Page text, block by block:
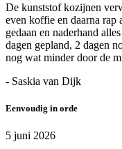
De kunststof kozijnen
even koffie en daarna rap
gedaan en naderhand
dagen gepland, 2 dagen
nog wat minder door de
- Saskia van Dijk
Eenvoudig in orde
5 juni 2026